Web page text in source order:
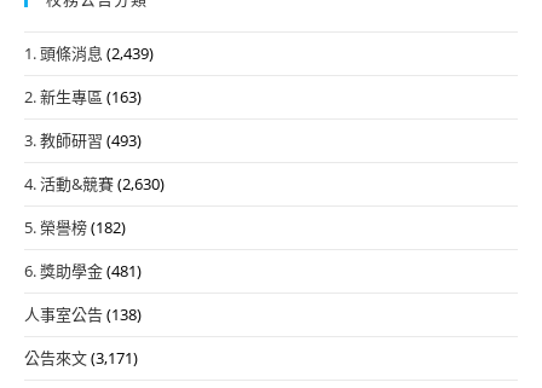
1. 頭條消息 (2,439)
2. 新生專區 (163)
3. 教師研習 (493)
4. 活動&競賽(2,630)
5. 榮譽榜(182)
6. 獎助學金(481)
人事室公告(138)
公告來文(3,171)